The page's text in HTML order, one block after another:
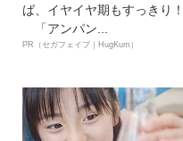
ば、イヤイヤ期もすっきり！
「アンパン...
PR（セガフェイブ｜HugKum）